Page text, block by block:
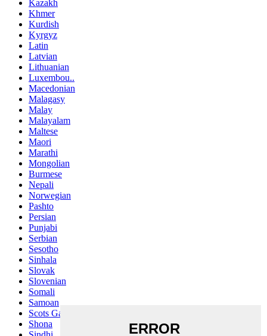
Kazakh
Khmer
Kurdish
Kyrgyz
Latin
Latvian
Lithuanian
Luxembou..
Macedonian
Malagasy
Malay
Malayalam
Maltese
Maori
Marathi
Mongolian
Burmese
Nepali
Norwegian
Pashto
Persian
Punjabi
Serbian
Sesotho
Sinhala
Slovak
Slovenian
Somali
Samoan
Scots Gaelic
Shona